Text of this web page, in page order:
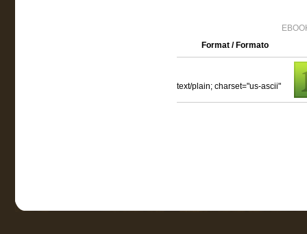
Format / Formato
text/plain; charset="us-ascii"